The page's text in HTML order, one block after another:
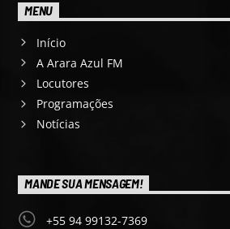
MENU
Início
A Arara Azul FM
Locutores
Programações
Notícias
MANDE SUA MENSAGEM!
+55 94 99132-7369